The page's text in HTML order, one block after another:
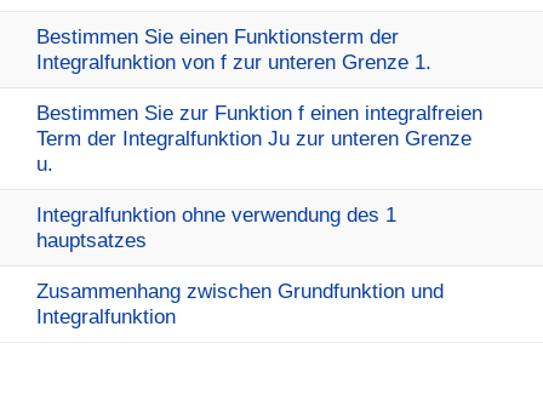
Bestimmen Sie einen Funktionsterm der
Integralfunktion von f zur unteren Grenze 1.
Bestimmen Sie zur Funktion f einen integralfreien
Term der Integralfunktion Ju zur unteren Grenze
u.
Integralfunktion ohne verwendung des 1
hauptsatzes
Zusammenhang zwischen Grundfunktion und
Integralfunktion